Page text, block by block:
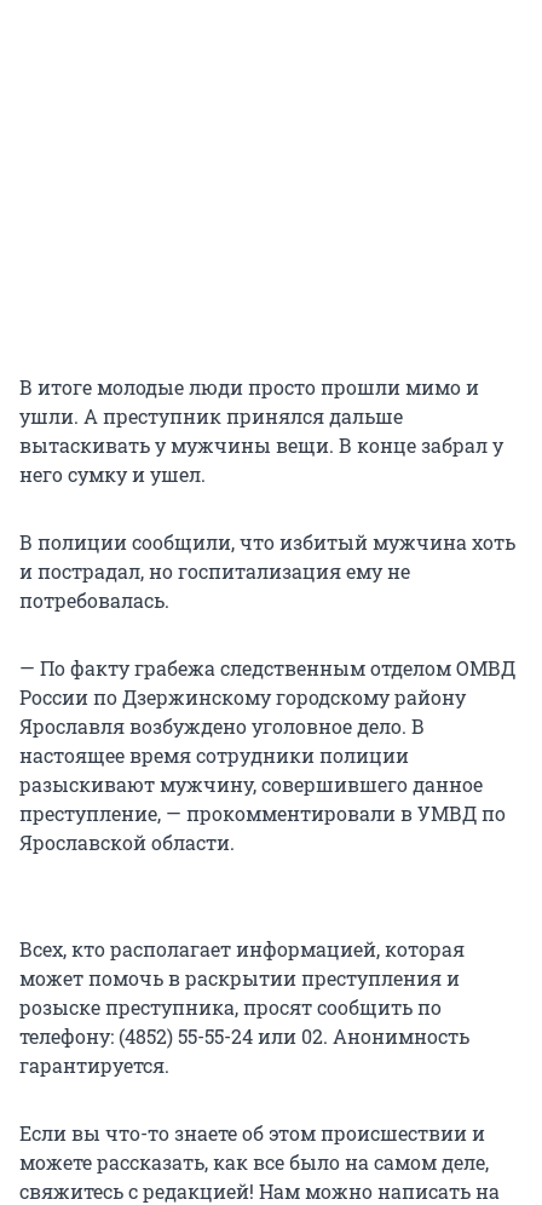
В итоге молодые люди просто прошли мимо и
ушли. А преступник принялся дальше
вытаскивать у мужчины вещи. В конце забрал у
него сумку и ушел.
В полиции сообщили, что избитый мужчина хоть
и пострадал, но госпитализация ему не
потребовалась.
— По факту грабежа следственным отделом ОМВД
России по Дзержинскому городскому району
Ярославля возбуждено уголовное дело. В
настоящее время сотрудники полиции
разыскивают мужчину, совершившего данное
преступление, — прокомментировали в УМВД по
Ярославской области.
Всех, кто располагает информацией, которая
может помочь в раскрытии преступления и
розыске преступника, просят сообщить по
телефону: (4852) 55-55-24 или 02. Анонимность
гарантируется.
Если вы что-то знаете об этом происшествии и
можете рассказать, как все было на самом деле,
свяжитесь с редакцией! Нам можно написать на